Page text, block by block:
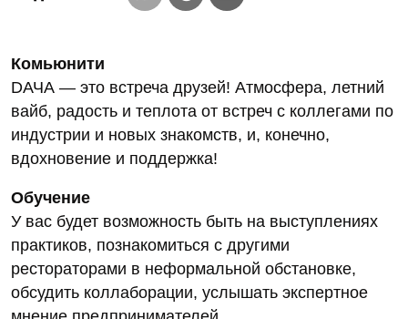
Комьюнити
DАЧА — это встреча друзей! Атмосфера, летний
вайб, радость и теплота от встреч с коллегами по
индустрии и новых знакомств, и, конечно,
вдохновение и поддержка!
Обучение
У вас будет возможность быть на выступлениях
практиков, познакомиться с другими
рестораторами в неформальной обстановке,
обсудить коллаборации, услышать экспертное